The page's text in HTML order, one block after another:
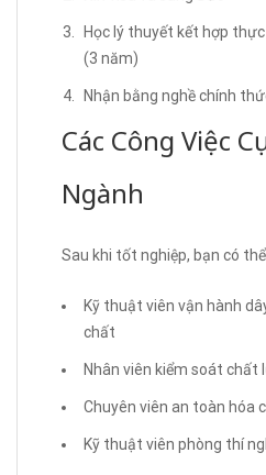
Học lý thuyết kết hợp
(3 năm)
Nhận bằng nghề chính
Các Công Việc
Ngành
Sau khi tốt nghiệp, bạn có
Kỹ thuật viên vận hành
chất
Nhân viên kiểm soát chất
Chuyên viên an toàn hóa
Kỹ thuật viên phòng thí